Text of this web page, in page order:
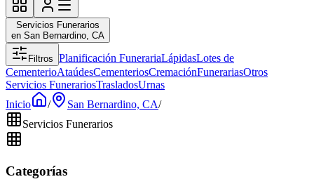
Servicios Funerarios
en San Bernardino, CA
Filtros Planificación FunerariaLápidasLotes de
CementerioAtaúdesCementeriosCremaciónFunerariasOtros
Servicios FunerariosTrasladosUrnas
Inicio
/ San Bernardino, CA/
Servicios Funerarios
Categorías